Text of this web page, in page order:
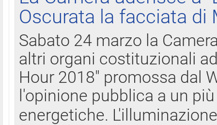
Oscurata la facciata di
Sabato 24 marzo la
altri organi costituzionali
Hour 2018" promossa dal
l'opinione pubblica a un
energetiche.